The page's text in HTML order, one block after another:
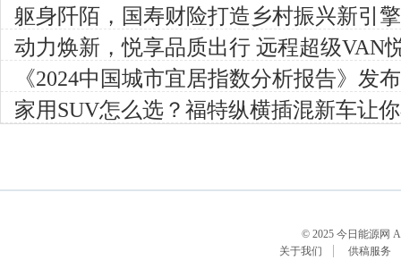
成长
躯身阡陌，国寿财险打造乡村振兴新引擎
动力焕新，悦享品质出行 远程超级VAN
天行二代”电池
《2024中国城市宜居指数分析报告》发
家用SUV怎么选？福特纵横插混新车让
© 2025 今日能源网
关于我们
供稿服务